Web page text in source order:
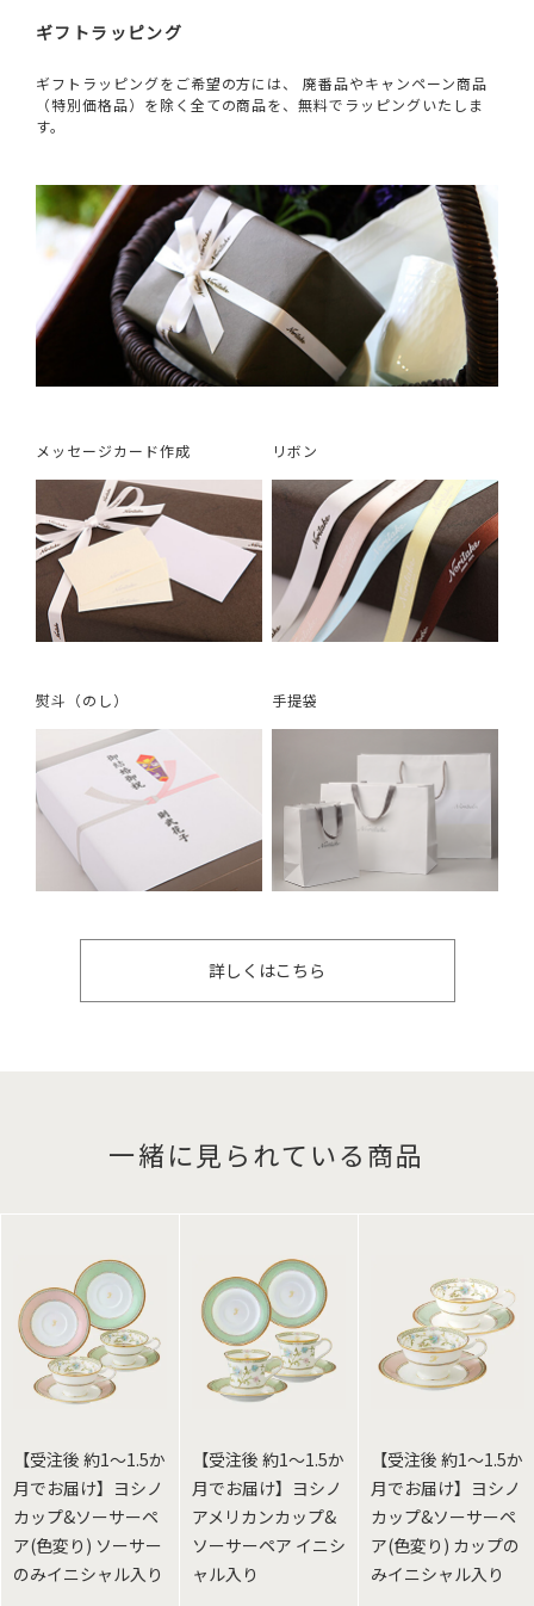
ギフトラッピング
ギフトラッピングをご希望の方には、 廃番品やキャンペーン商品
（特別価格品）を除く全ての商品を、無料でラッピングいたしま
す。
メッセージカード作成 リボン
熨斗（のし） 手提袋
詳しくはこちら
一緒に見られている商品
【受注後 約1～1.5か
月でお届け】ヨシノ
カップ&ソーサーペ
ア(色変り) ソーサー
のみイニシャル入り
【受注後 約1～1.5か
月でお届け】ヨシノ
アメリカンカップ&
ソーサーペア イニシ
ャル入り
【受注後 約1～1.5か
月でお届け】ヨシノ
カップ&ソーサーペ
ア(色変り) カップの
みイニシャル入り